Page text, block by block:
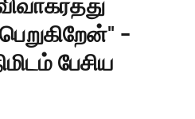
-
பேசிய